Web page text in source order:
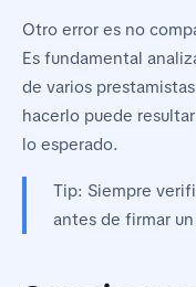
Otro error es no
Es fundamental
de varios
hacerlo puede
lo esperado.
Tip: Siempre
antes de firmar